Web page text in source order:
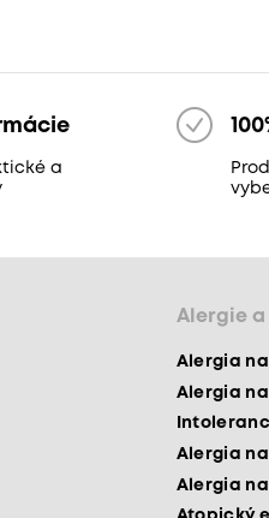
a
Alergie a
Alergia
Alergia
Alergia
Alergia